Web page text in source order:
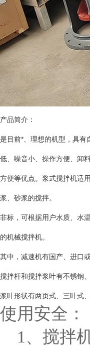
产品简介：
是目前*、理想的机型，具有
低、噪音小、操作方便、卸
方便等优点。浆式搅拌机适
浆、砂浆的搅拌。
非标，可根据用户水质、水
的机械搅拌机。
其中，减速机有国产、进口
搅拌杆和搅拌浆叶有不锈钢
浆叶形状有两页式、三叶式
使用安全：
1、搅拌